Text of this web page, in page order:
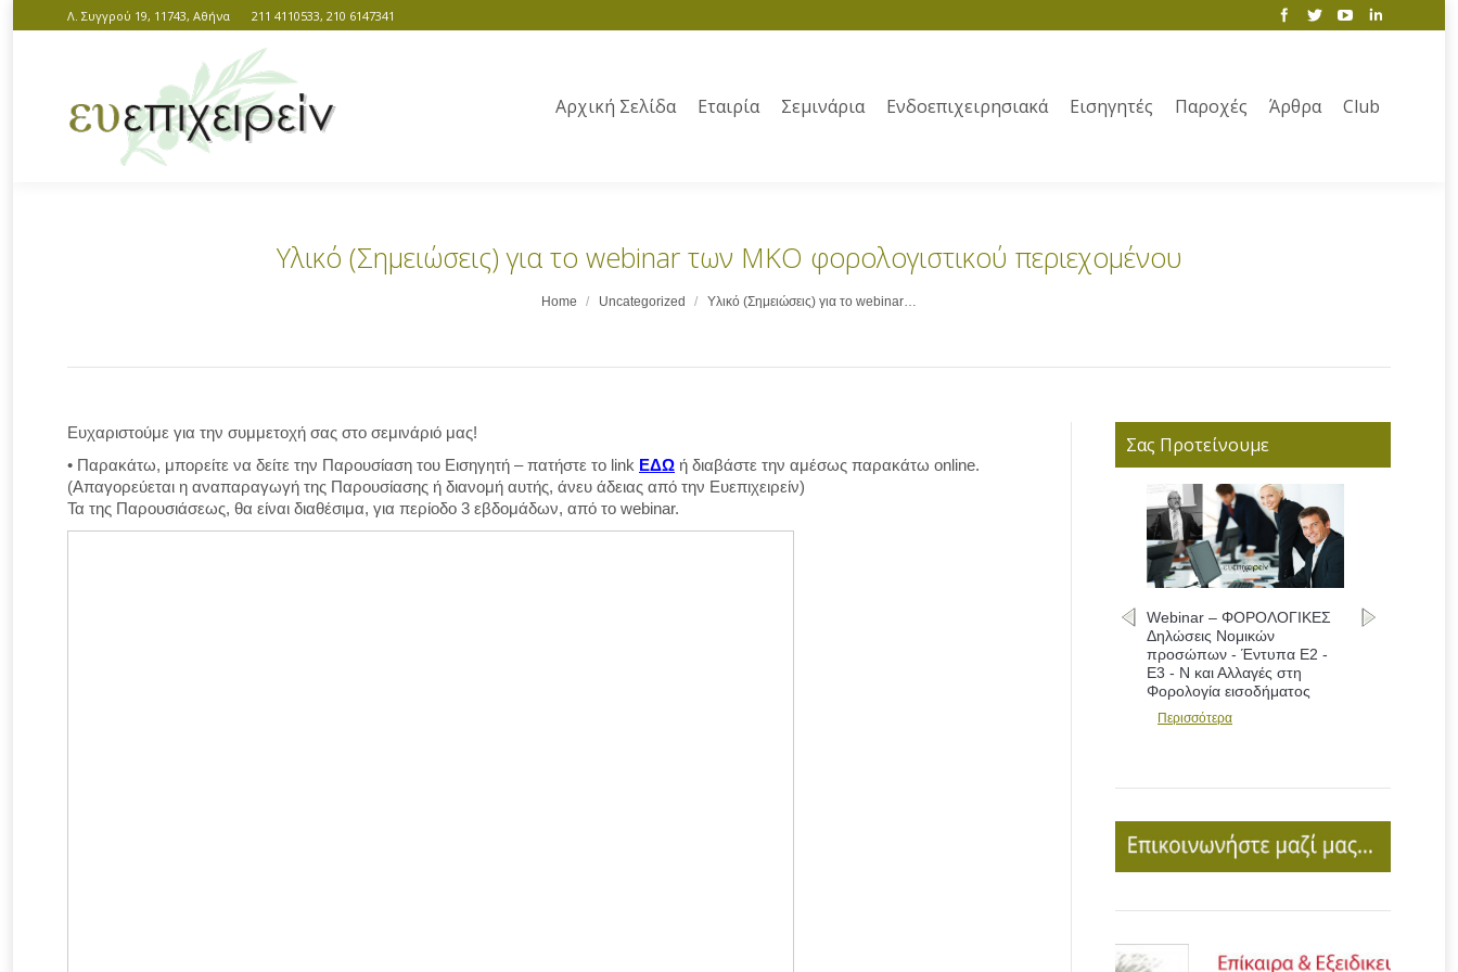
Λ. Συγγρού 19, 11743, Αθήνα 211 4110533, 210 6147341
Αρχική Σελίδα Εταιρία Σεμινάρια Ενδοεπιχειρησιακά Εισηγητές Παροχές Άρθρα Club
Υλικό (Σημειώσεις) για το webinar των ΜΚΟ φορολογιστικού περιεχομένου
Home Uncategorized Υλικό (Σημειώσεις) για το webinar…
Ευχαριστούμε για την συμμετοχή σας στο σεμινάριό μας!
• Παρακάτω, μπορείτε να δείτε την Παρουσίαση του Εισηγητή – πατήστε το link ΕΔΩ ή διαβάστε την αμέσως παρακάτω online.
(Απαγορεύεται η αναπαραγωγή της Παρουσίασης ή διανομή αυτής, άνευ άδειας από την Ευεπιχειρείν)
Τα της Παρουσιάσεως, θα είναι διαθέσιμα, για περίοδο 3 εβδομάδων, από το webinar.
Σας Προτείνουμε
Webinar – ΦΟΡΟΛΟΓΙΚΕΣ
Δηλώσεις Νομικών
προσώπων - Έντυπα Ε2 -
Ε3 - Ν και Αλλαγές στη
Φορολογία εισοδήματος
Περισσότερα